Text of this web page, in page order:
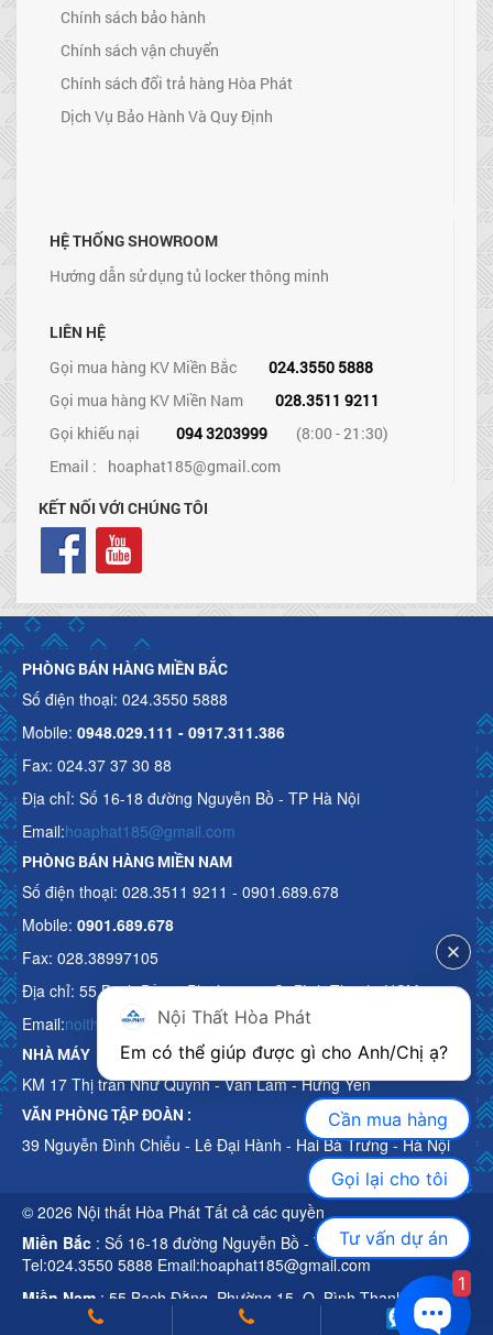
Chính sách bảo hành
Chính sách vận chuyển
Chính sách đổi trả hàng Hòa Phát
Dịch Vụ Bảo Hành Và Quy Định
HỆ THỐNG SHOWROOM
Hướng dẫn sử dụng tủ locker thông minh
LIÊN HỆ
Gọi mua hàng KV Miền Bắc
024.3550 5888
Gọi mua hàng KV Miền Nam
028.3511 9211
Gọi khiếu nại
094 3203999
(8:00 - 21:30)
Email : hoaphat185@gmail.com
KẾT NỐI VỚI CHÚNG TÔI
PHÒNG BÁN HÀNG MIỀN BẮC
Số điện thoại: 024.3550 5888
Mobile: 0948.029.111 - 0917.311.386
Fax: 024.37 37 30 88
Địa chỉ: Số 16-18 đường Nguyễn Bồ - TP Hà Nội
Email:hoaphat185@gmail.com
PHÒNG BÁN HÀNG MIỀN NAM
Số điện thoại: 028.3511 9211 - 0901.689.678
Mobile: 0901.689.678
Fax: 028.38997105
Địa chỉ: 55 Bạch Đằng, Phường 15, Q. Bình Thạnh, HCM
Email:noithathoaphattot@gmail.com
NHÀ MÁY
KM 17 Thị trấn Như Quỳnh - Văn Lâm - Hưng Yên
VĂN PHÒNG TẬP ĐOÀN :
39 Nguyễn Đình Chiểu - Lê Đại Hành - Hai Bà Trưng - Hà Nội
© 2026 Nội thất Hòa Phát Tất cả các quyền
Miền Bắc : Số 16-18 đường Nguyễn Bồ - TP Hà Nội
Tel:024.3550 5888 Email:hoaphat185@gmail.com
Miền Nam : 55 Bạch Đằng, Phường 15, Q. Bình Thạnh, HCM
Tel:028.3511 9211 Email:noithathoaphattot@gmail.com
Nội Thất Hòa Phát
Cần mua hàng
Gọi lại cho tôi
Tư vấn dự án
1